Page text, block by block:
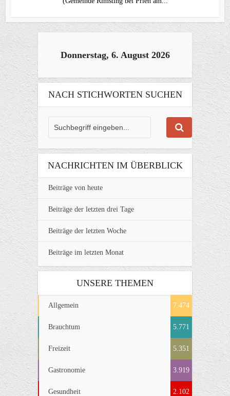
Donnerstag, 6. August 2026
NACH STICHWORTEN SUCHEN
NACHRICHTEN IM ÜBERBLICK
Beiträge von heute
Beiträge der letzten drei Tage
Beiträge der letzten Woche
Beiträge im letzten Monat
UNSERE THEMEN
Allgemein 7.474
Brauchtum 5.771
Freizeit 5.351
Gastronomie 3.919
Gesundheit 2.102